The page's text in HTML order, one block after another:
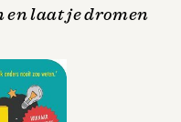
laat je dromen